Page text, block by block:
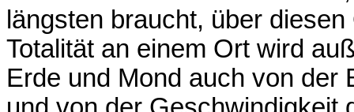
längsten braucht, über
Totalität an einem Ort wird
Erde und Mond auch von der